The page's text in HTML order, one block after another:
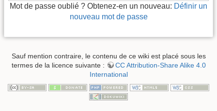
Mot de passe oublié ? Obtenez-en un nouveau: Définir un
nouveau mot de passe
Sauf mention contraire, le contenu de ce wiki est placé sous les
termes de la licence suivante :
CC Attribution-Share Alike 4.0
International